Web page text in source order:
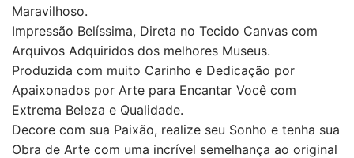
Maravilhoso.
Impressão Belíssima, Direta no Tecido Canvas com
Arquivos Adquiridos dos melhores Museus.
Produzida com muito Carinho e Dedicação por
Apaixonados por Arte para Encantar Você com
Extrema Beleza e Qualidade.
Decore com sua Paixão, realize seu Sonho e tenha sua
Obra de Arte com uma incrível semelhança ao original